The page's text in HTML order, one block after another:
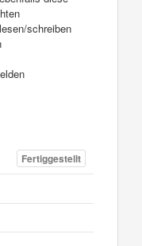
schreiben
Fertiggestellt